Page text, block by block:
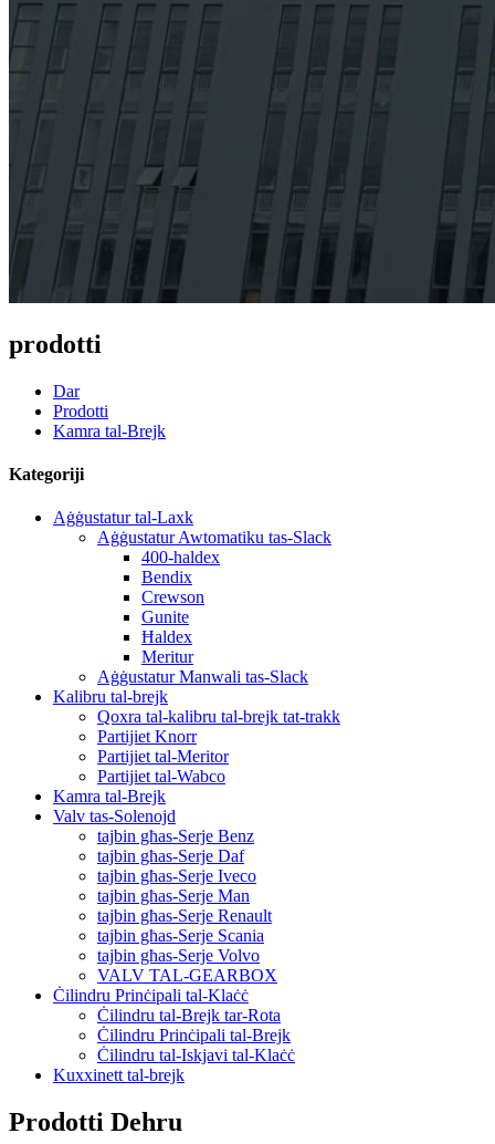
prodotti
Dar
Prodotti
Kamra tal-Brejk
Kategoriji
Aġġustatur tal-Laxk
Aġġustatur Awtomatiku tas-Slack
400-haldex
Bendix
Crewson
Gunite
Ħaldex
Meritur
Aġġustatur Manwali tas-Slack
Kalibru tal-brejk
Qoxra tal-kalibru tal-brejk tat-trakk
Partijiet Knorr
Partijiet tal-Meritor
Partijiet tal-Wabco
Kamra tal-Brejk
Valv tas-Solenojd
tajbin għas-Serje Benz
tajbin għas-Serje Daf
tajbin għas-Serje Iveco
tajbin għas-Serje Man
tajbin għas-Serje Renault
tajbin għas-Serje Scania
tajbin għas-Serje Volvo
VALV TAL-GEARBOX
Ċilindru Prinċipali tal-Klaċċ
Ċilindru tal-Brejk tar-Rota
Ċilindru Prinċipali tal-Brejk
Ċilindru tal-Iskjavi tal-Klaċċ
Kuxxinett tal-brejk
Prodotti Dehru